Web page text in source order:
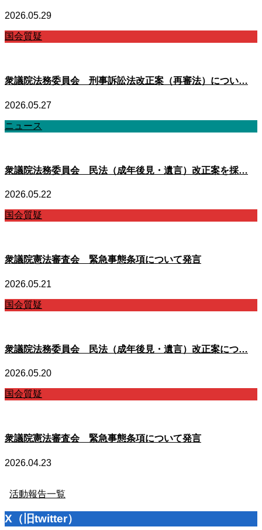
2026.05.29
国会質疑
衆議院法務委員会 刑事訴訟法改正案（再審法）につい…
2026.05.27
ニュース
衆議院法務委員会 民法（成年後見・遺言）改正案を採…
2026.05.22
国会質疑
衆議院憲法審査会 緊急事態条項について発言
2026.05.21
国会質疑
衆議院法務委員会 民法（成年後見・遺言）改正案につ…
2026.05.20
国会質疑
衆議院憲法審査会 緊急事態条項について発言
2026.04.23
活動報告一覧
X（旧twitter）